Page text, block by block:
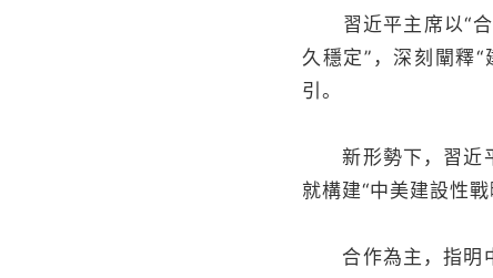
習近平主席以“合
久穩定”，深刻闡釋
引。
新形勢下，習近平
就構建“中美建設性
合作為主，指明中